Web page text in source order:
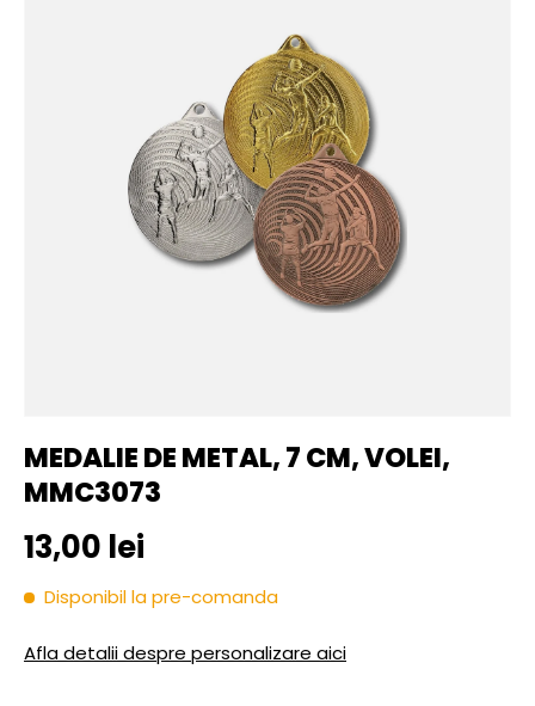
MEDALIE DE METAL, 7 CM, VOLEI,
MMC3073
Pret initial
13,00 lei
Disponibil la pre-comanda
Afla detalii despre personalizare aici